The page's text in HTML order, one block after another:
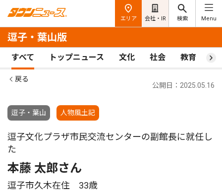
エリア 会社・IR 検索 Menu
逗子・葉山版
すべて トップニュース 文化 社会 教育 ス
戻る
逗子・葉山 人物風土記
公開日：2025.05.16
逗子文化プラザ市民交流センターの副館長に就任し
た
本藤 太郎さん
逗子市久木在住 33歳